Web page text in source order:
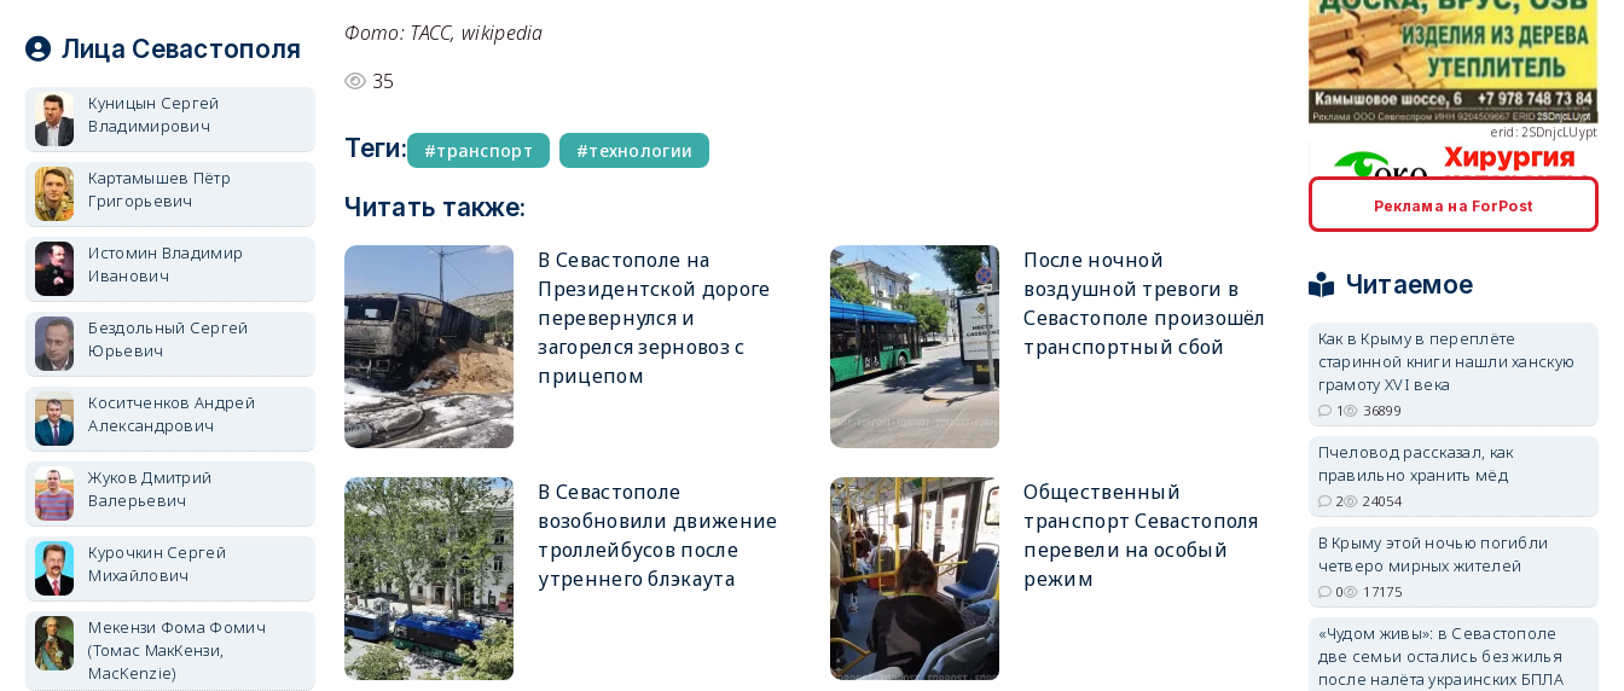
Фото: ТАСС, wikipedia
35
Теги: транспорт технологии
Читать также:
В Севастополе на
Президентской дороге
перевернулся и
загорелся зерновоз с
прицепом
После ночной
воздушной тревоги в
Севастополе произошёл
транспортный сбой
В Севастополе
возобновили движение
троллейбусов после
утреннего блэкаута
Общественный
транспорт Севастополя
перевели на особый
режим
Лица Севастополя
Куницын Сергей
Владимирович
Картамышев Пётр
Григорьевич
Истомин Владимир
Иванович
Бездольный Сергей
Юрьевич
Коситченков Андрей
Александрович
Жуков Дмитрий
Валерьевич
Курочкин Сергей
Михайлович
Мекензи Фома Фомич
(Томас МакКензи,
MacKenzie)
erid: 2SDnjcLUypt
erid: 2SDnjcrDNw6
erid: 2SDnjdvhGXG
Реклама на ForPost
Читаемое
Как в Крыму в переплёте
старинной книги нашли ханскую
грамоту XVI века
1 36899
Пчеловод рассказал, как
правильно хранить мёд
2 24054
В Крыму этой ночью погибли
четверо мирных жителей
0 17175
«Чудом живы»: в Севастополе
две семьи остались без жилья
после налёта украинских БПЛА